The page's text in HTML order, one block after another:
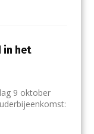
in het
9 oktober